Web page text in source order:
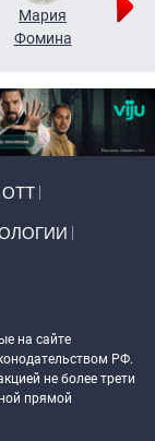
Мария
Фомина
ОТТ
на сайте
РФ.
не более трети
прямой